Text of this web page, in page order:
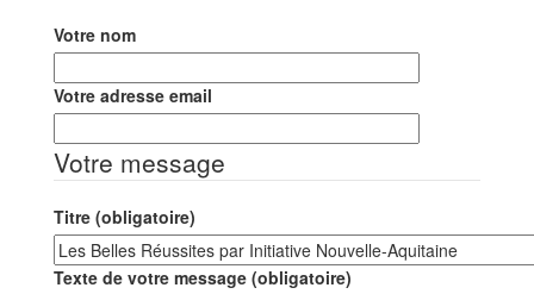
Votre nom
Votre adresse email
Votre message
Titre (obligatoire)
Texte de votre message (obligatoire)